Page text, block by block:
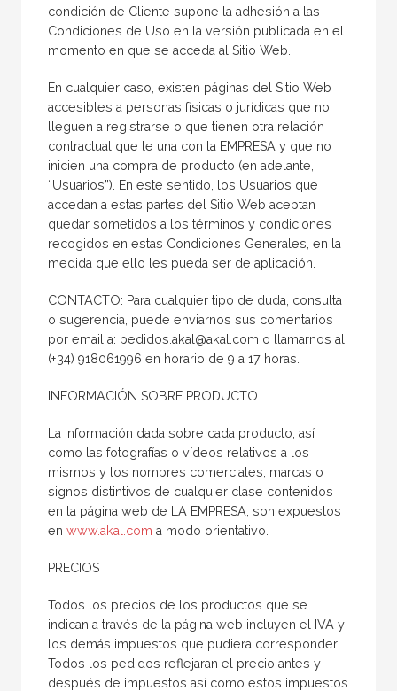
condición de Cliente supone la adhesión a las
Condiciones de Uso en la versión publicada en el
momento en que se acceda al Sitio Web.
En cualquier caso, existen páginas del Sitio Web
accesibles a personas físicas o jurídicas que no
lleguen a registrarse o que tienen otra relación
contractual que le una con la EMPRESA y que no
inicien una compra de producto (en adelante,
“Usuarios”). En este sentido, los Usuarios que
accedan a estas partes del Sitio Web aceptan
quedar sometidos a los términos y condiciones
recogidos en estas Condiciones Generales, en la
medida que ello les pueda ser de aplicación.
CONTACTO: Para cualquier tipo de duda, consulta
o sugerencia, puede enviarnos sus comentarios
por email a: pedidos.akal@akal.com o llamarnos al
(+34) 918061996 en horario de 9 a 17 horas.
INFORMACIÓN SOBRE PRODUCTO
La información dada sobre cada producto, así
como las fotografías o vídeos relativos a los
mismos y los nombres comerciales, marcas o
signos distintivos de cualquier clase contenidos
en la página web de LA EMPRESA, son expuestos
en www.akal.com a modo orientativo.
PRECIOS
Todos los precios de los productos que se
indican a través de la página web incluyen el IVA y
los demás impuestos que pudiera corresponder.
Todos los pedidos reflejaran el precio antes y
después de impuestos así como estos impuestos